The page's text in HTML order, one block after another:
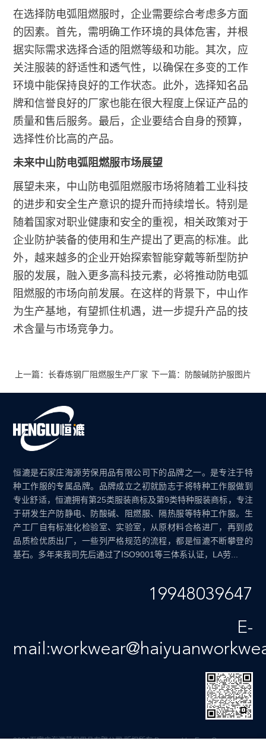
在选择防电弧阻燃服时，企业需要综合考虑多方面
的因素。首先，需明确工作环境的具体危害，并根
据实际需求选择合适的阻燃等级和功能。其次，应
关注服装的舒适性和透气性，以确保在多变的工作
环境中能保持良好的工作状态。此外，选择知名品
牌和信誉良好的厂家也能在很大程度上保证产品的
质量和售后服务。最后，企业要结合自身的预算，
选择性价比高的产品。
未来中山防电弧阻燃服市场展望
展望未来，中山防电弧阻燃服市场将随着工业科技
的进步和安全生产意识的提升而持续增长。特别是
随着国家对职业健康和安全的重视，相关政策对于
企业防护装备的使用和生产提出了更高的标准。此
外，越来越多的企业开始探索智能穿戴等新型防护
服的发展，融入更多高科技元素，必将推动防电弧
阻燃服的市场向前发展。在这样的背景下，中山作
为生产基地，有望抓住机遇，进一步提升产品的技
术含量与市场竞争力。
上一篇：长春炼钢厂阻燃服生产厂家 下一篇：防酸碱防护服图片
恒漉是石家庄海源劳保用品有限公司下的品牌之一。是专注于特
种工作服的专属品牌。品牌成立之初就励志于将特种工作服做到
专业舒适，恒漉拥有第25类服装商标及第9类特种服装商标，专注
于研发生产防静电、防酸碱、阻燃服、隔热服等特种工作服。生
产工厂自有标准化检验室、实验室，从原材料合格进厂，再到成
品质检优质出厂，一些列严格规范的流程，都是恒漉不断攀登的
基石。多年来我司先后通过了ISO9001等三体系认证，LA劳...
19948039647
E-